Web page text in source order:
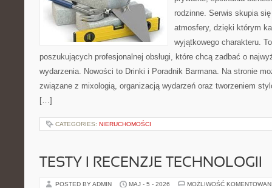
rodzinne. Serwis skupia
atmosfery, dzięki którym
wyjątkowego charakteru.
poszukujących profesjonalnej obsługi, które chcą zadbać o
wydarzenia. Nowości to Drinki i Poradnik Barmana. Na stronie
związane z mixologią, organizacją wydarzeń oraz tworzeniem
[…]
CATEGORIES: NIERUCHOMOŚCI
TESTY I RECENZJE TECHNOLOGII
POSTED BY ADMIN MAJ - 5 - 2026 MOŻLIWOŚĆ